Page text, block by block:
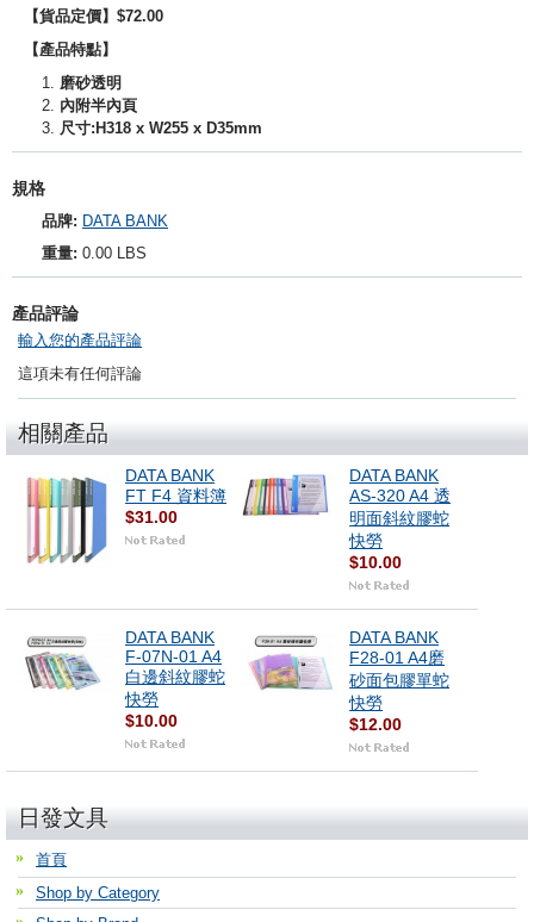
【貨品定價】$72.00
【產品特點】
磨砂透明
內附半內頁
尺寸:H318 x W255 x D35mm
規格
品牌: DATA BANK
重量: 0.00 LBS
產品評論
輸入您的產品評論
這項未有任何評論
相關產品
DATA BANK
FT F4 資料簿
$31.00
DATA BANK
AS-320 A4 透
明面斜紋膠蛇
快勞
$10.00
DATA BANK
F-07N-01 A4
白邊斜紋膠蛇
快勞
$10.00
DATA BANK
F28-01 A4磨
砂面包膠單蛇
快勞
$12.00
日發文具
首頁
Shop by Category